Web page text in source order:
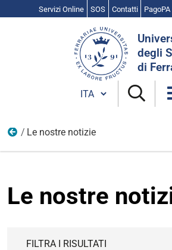
Servizi Online SOS Contatti PagoPA
degli
di
Cambia lingua
Home
Le nostre notizie
Le nostre
FILTRA I RISULTATI